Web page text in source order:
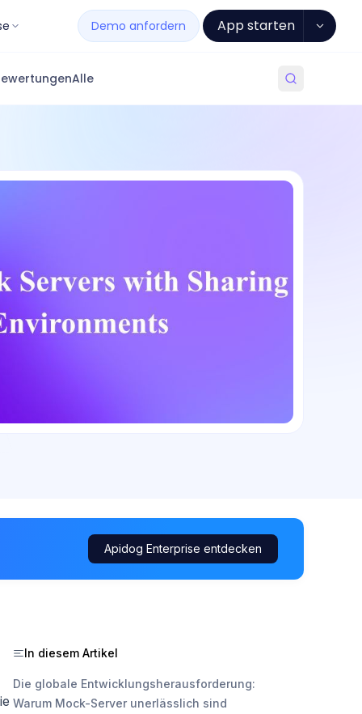
Demo anfordern App starten
Alle
Apidog Enterprise entdecken
In diesem Artikel
Die globale Entwicklungsherausforderung:
Warum Mock-Server unerlässlich sind